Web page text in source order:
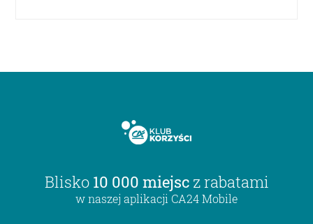
Blisko 10 000 miejsc z rabatami
w naszej aplikacji CA24 Mobile